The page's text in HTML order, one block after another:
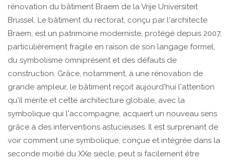
rénovation du bâtiment Braem de la Vrije Universiteit
Brussel. Le bâtiment du rectorat, conçu par l'architecte
Braem, est un patrimoine moderniste, protégé depuis 2007,
particulièrement fragile en raison de son langage formel,
du symbolisme omniprésent et des défauts de
construction. Grâce, notamment, à une rénovation de
grande ampleur, le bâtiment reçoit aujourd'hui l'attention
qu'il mérite et cette architecture globale, avec la
symbolique qui l'accompagne, acquiert un nouveau sens
grâce à des interventions astucieuses. Il est surprenant de
voir comment une symbolique, conçue et intégrée dans la
seconde moitié du XXe siècle, peut si facilement être